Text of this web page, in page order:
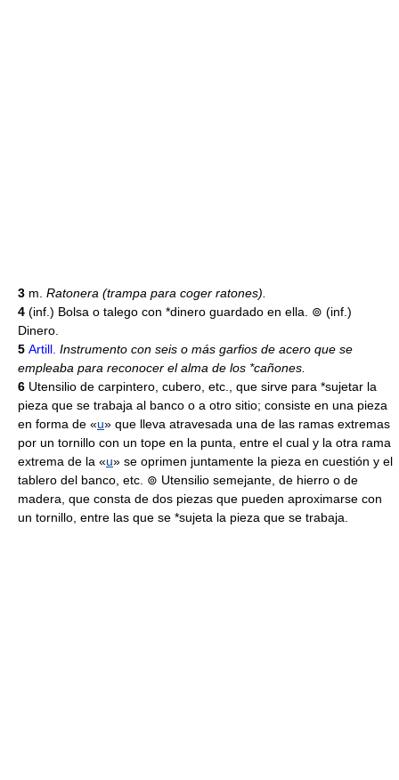
3 m. Ratonera (trampa para coger ratones).
4 (inf.) Bolsa o talego con *dinero guardado en ella. ⊚ (inf.)
Dinero.
5 Artill. Instrumento con seis o más garfios de acero que se
empleaba para reconocer el alma de los *cañones.
6 Utensilio de carpintero, cubero, etc., que sirve para *sujetar la
pieza que se trabaja al banco o a otro sitio; consiste en una pieza
en forma de «u» que lleva atravesada una de las ramas extremas
por un tornillo con un tope en la punta, entre el cual y la otra rama
extrema de la «u» se oprimen juntamente la pieza en cuestión y el
tablero del banco, etc. ⊚ Utensilio semejante, de hierro o de
madera, que consta de dos piezas que pueden aproximarse con
un tornillo, entre las que se *sujeta la pieza que se trabaja.